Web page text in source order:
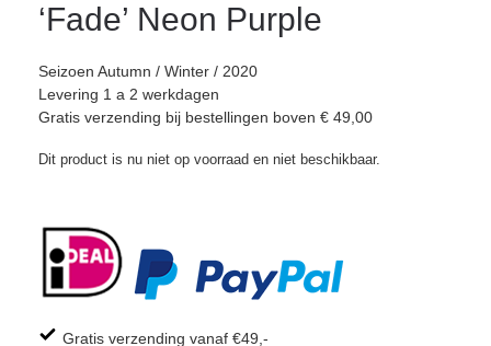
‘Fade’ Neon Purple
Seizoen Autumn / Winter / 2020
Levering 1 a 2 werkdagen
Gratis verzending bij bestellingen boven € 49,00
Dit product is nu niet op voorraad en niet beschikbaar.
Gratis verzending vanaf €49,-